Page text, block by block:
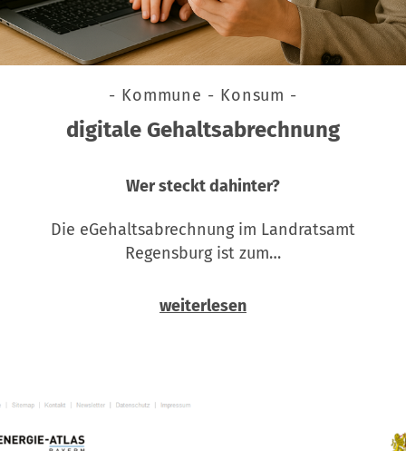
- Kommune - Konsum -
digitale Gehaltsabrechnung
Wer steckt dahinter?
Die eGehaltsabrechnung im Landratsamt
Regensburg ist zum…
weiterlesen